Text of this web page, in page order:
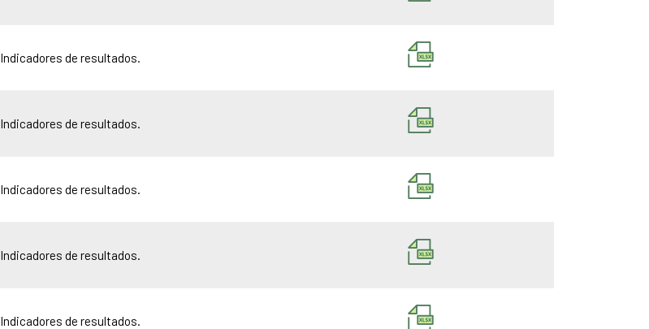
Indicadores de resultados.
Indicadores de resultados.
Indicadores de resultados.
Indicadores de resultados.
Indicadores de resultados.